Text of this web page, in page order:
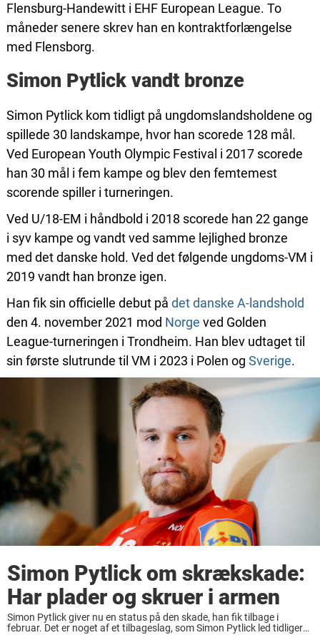
Flensburg-Handewitt i EHF European League. To
måneder senere skrev han en kontraktforlængelse
med Flensborg.
Simon Pytlick vandt bronze
Simon Pytlick kom tidligt på ungdomslandsholdene og
spillede 30 landskampe, hvor han scorede 128 mål.
Ved European Youth Olympic Festival i 2017 scorede
han 30 mål i fem kampe og blev den femtemest
scorende spiller i turneringen.
Ved U/18-EM i håndbold i 2018 scorede han 22 gange
i syv kampe og vandt ved samme lejlighed bronze
med det danske hold. Ved det følgende ungdoms-VM i
2019 vandt han bronze igen.
Han fik sin officielle debut på det danske A-landshold
den 4. november 2021 mod Norge ved Golden
League-turneringen i Trondheim. Han blev udtaget til
sin første slutrunde til VM i 2023 i Polen og Sverige.
Simon Pytlick om skrækskade:
Har plader og skruer i armen
Simon Pytlick giver nu en status på den skade, han fik tilbage i
februar. Det er noget af et tilbageslag, som Simon Pytlick led tidligere i